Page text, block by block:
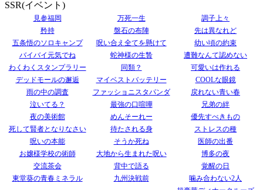
SSR(イベント)
見参福岡 万死一生
調子上々
矜持
盤石の布陣
先は異なれど
五条悟のソロキャンプ
呪い合え全てを懸けて
幼い頃の約束
バイバイ元気でね
蛇神様の生贄
遭難なんて認めない
わくわくスタンプラリー
同類？
可愛いは作れる
デッドモールの邂逅
マイベストバッテリー
COOLな眼鏡
雨の中の調査
ファッショニスタパンダ
戻れない青い春
泣いてる？
最強の口喧嘩
兄弟の絆
夜の美術館
めんそーれー
優先すべきもの
死して賢者となりなさい
待たされる身
ストレスの種
呪いの本能
そうか死ね
医師の出番
お嬢様学校の術師
大地から生まれた呪い
博多の夜
交流茶会
背中で語る
覚醒の日
東堂葵の青春ミネラル
九州決戦前 噛み合わない2人